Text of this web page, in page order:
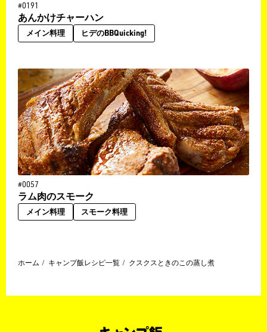
#0191
あんかけチャーハン
メイン料理 ヒデのBBQuicking!
#0057
ラム肉のスモーク
メイン料理 スモーク料理
ホーム キャンプ飯レシピ一覧 クスクスときのこの蒸し煮